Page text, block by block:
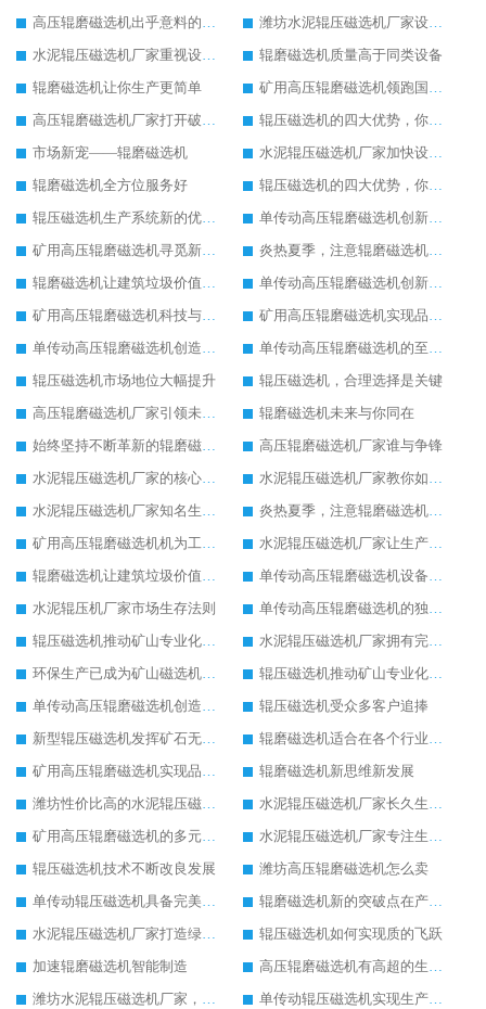
高压辊磨磁选机出乎意料的好用
潍坊水泥辊压磁选机厂家设备质量领先一步
水泥辊压磁选机厂家重视设备生产
辊磨磁选机质量高于同类设备
辊磨磁选机让你生产更简单
矿用高压辊磨磁选机领跑国内市场
高压辊磨磁选机厂家打开破碎市场新模式
辊压磁选机的四大优势，你了解吗
市场新宠——辊磨磁选机
水泥辊压磁选机厂家加快设备更新换代速度
辊磨磁选机全方位服务好
辊压磁选机的四大优势，你了解吗
辊压磁选机生产系统新的优化改造
单传动高压辊磨磁选机创新造就新发展
矿用高压辊磨磁选机寻觅新的发展途径
炎热夏季，注意辊磨磁选机的润滑油更换
辊磨磁选机让建筑垃圾价值升级
单传动高压辊磨磁选机创新造就新发展
矿用高压辊磨磁选机科技与品质同行
矿用高压辊磨磁选机实现品质革命生产
单传动高压辊磨磁选机创造更高价值
单传动高压辊磨磁选机的至高荣誉
辊压磁选机市场地位大幅提升
辊压磁选机，合理选择是关键
高压辊磨磁选机厂家引领未来发展
辊磨磁选机未来与你同在
始终坚持不断革新的辊磨磁选机
高压辊磨磁选机厂家谁与争锋
水泥辊压磁选机厂家的核心竞争力在于产品质量
水泥辊压磁选机厂家教你如何选择设备
水泥辊压磁选机厂家知名生产型企业
炎热夏季，注意辊磨磁选机的润滑油更换
矿用高压辊磨磁选机机为工业机械增光添彩
水泥辊压磁选机厂家让生产变得简单
辊磨磁选机让建筑垃圾价值升级
单传动高压辊磨磁选机设备特点
水泥辊压机厂家市场生存法则
单传动高压辊磨磁选机的独特之处
辊压磁选机推动矿山专业化发展
水泥辊压磁选机厂家拥有完善服务理念
环保生产已成为矿山磁选机机械的未来发展趋势
辊压磁选机推动矿山专业化发展
单传动高压辊磨磁选机创造更高价值
辊压磁选机受众多客户追捧
新型辊压磁选机发挥矿石无限潜力
辊磨磁选机适合在各个行业生产使用
矿用高压辊磨磁选机实现品质革命生产
辊磨磁选机新思维新发展
潍坊性价比高的水泥辊压磁选机厂家
水泥辊压磁选机厂家长久生存的关键
矿用高压辊磨磁选机的多元化发展道路
水泥辊压磁选机厂家专注生产国际领先设备
辊压磁选机技术不断改良发展
潍坊高压辊磨磁选机怎么卖
单传动辊压磁选机具备完美工作性能
辊磨磁选机新的突破点在产品质量
水泥辊压磁选机厂家打造绿色生产线
辊压磁选机如何实现质的飞跃
加速辊磨磁选机智能制造
高压辊磨磁选机有高超的生产技术
潍坊水泥辊压磁选机厂家，我们不一样
单传动辊压磁选机实现生产新思路改革